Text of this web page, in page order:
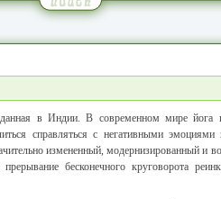
в Индии. В современном мире йога
справляться с негативными эмоциями
измененный, модернизированный и
бесконечного круговорота